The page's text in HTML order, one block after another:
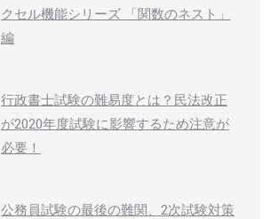
クセル機能シリーズ 「関数のネスト」
編
行政書士試験の難易度とは？民法改正
が2020年度試験に影響するため注意が
必要！
公務員試験の最後の難関、2次試験対策